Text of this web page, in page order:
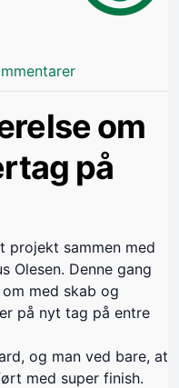
om
på
projekt sammen med
Olesen. Denne gang
med skab og
på nyt tag på entre
og man ved bare, at
med super finish.